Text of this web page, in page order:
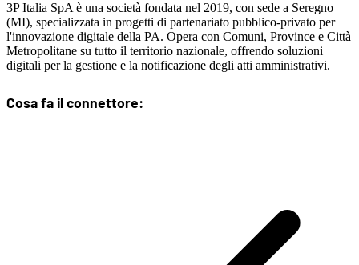
3P Italia SpA è una società fondata nel 2019, con sede a Seregno
(MI), specializzata in progetti di partenariato pubblico-privato per
l'innovazione digitale della PA. Opera con Comuni, Province e Città
Metropolitane su tutto il territorio nazionale, offrendo soluzioni
digitali per la gestione e la notificazione degli atti amministrativi.
Cosa fa il connettore: